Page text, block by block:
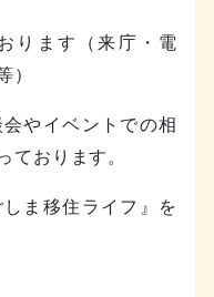
ります（来庁・電
）
やイベントでの相
ております。
ま移住ライフ』を